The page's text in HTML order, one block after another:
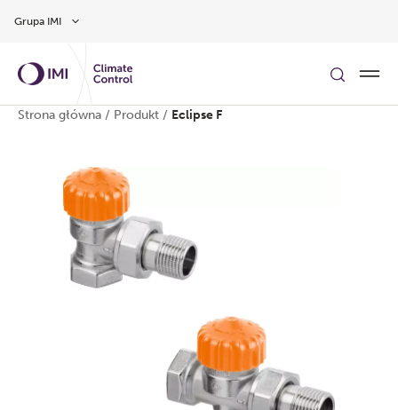
Grupa IMI
Strona główna / Produkt / Eclipse F